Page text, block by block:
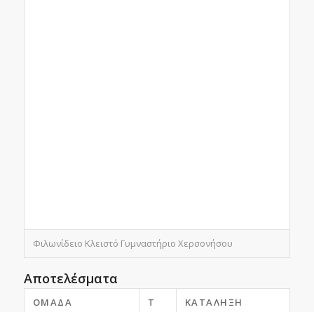
Φιλωνίδειο Κλειστό Γυμναστήριο Χερσονήσου
Αποτελέσματα
ΟΜΆΔΑ T ΚΑΤΆΛΗΞΗ